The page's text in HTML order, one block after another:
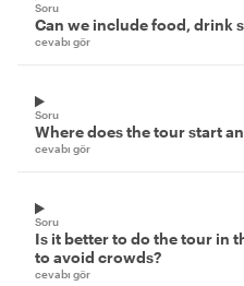
Soru
Can we include food, drink
cevabı gör
Soru
Where does the tour start
cevabı gör
Soru
Is it better to do the tour in
to avoid crowds?
cevabı gör